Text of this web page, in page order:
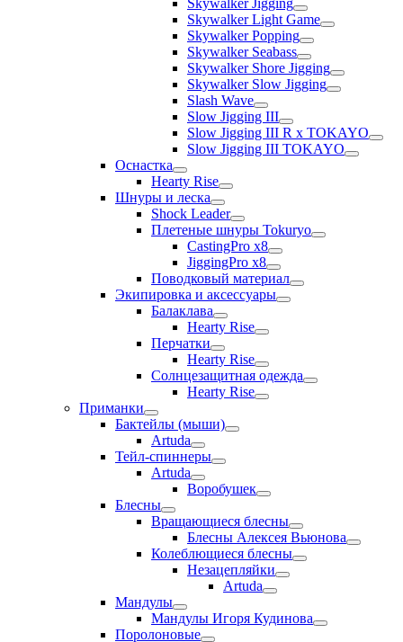
Skywalker Jigging
Skywalker Light Game
Skywalker Popping
Skywalker Seabass
Skywalker Shore Jigging
Skywalker Slow Jigging
Slash Wave
Slow Jigging III
Slow Jigging III R x TOKAYO
Slow Jigging III TOKAYO
Оснастка
Hearty Rise
Шнуры и леска
Shock Leader
Плетеные шнуры Tokuryo
CastingPro x8
JiggingPro x8
Поводковый материал
Экипировка и аксессуары
Балаклава
Hearty Rise
Перчатки
Hearty Rise
Солнцезащитная одежда
Hearty Rise
Приманки
Бактейлы (мыши)
Artuda
Тейл-спиннеры
Artuda
Воробушек
Блесны
Вращающиеся блесны
Блесны Алексея Вьюнова
Колеблющиеся блесны
Незацепляйки
Artuda
Мандулы
Мандулы Игоря Кудинова
Поролоновые